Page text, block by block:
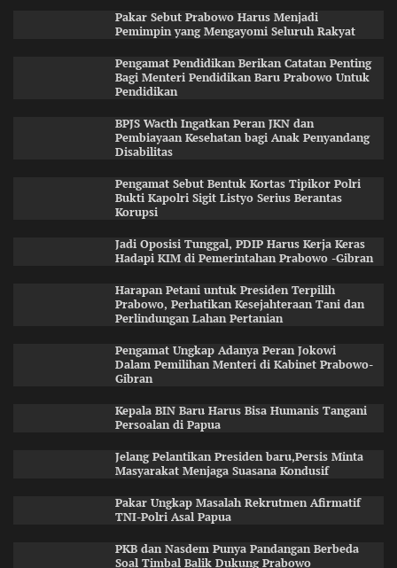
Pakar Sebut Prabowo Harus Menjadi
Pemimpin yang Mengayomi Seluruh Rakyat
Pengamat Pendidikan Berikan Catatan Penting
Bagi Menteri Pendidikan Baru Prabowo Untuk
Pendidikan
BPJS Wacth Ingatkan Peran JKN dan
Pembiayaan Kesehatan bagi Anak Penyandang
Disabilitas
Pengamat Sebut Bentuk Kortas Tipikor Polri
Bukti Kapolri Sigit Listyo Serius Berantas
Korupsi
Jadi Oposisi Tunggal, PDIP Harus Kerja Keras
Hadapi KIM di Pemerintahan Prabowo -Gibran
Harapan Petani untuk Presiden Terpilih
Prabowo, Perhatikan Kesejahteraan Tani dan
Perlindungan Lahan Pertanian
Pengamat Ungkap Adanya Peran Jokowi
Dalam Pemilihan Menteri di Kabinet Prabowo-
Gibran
Kepala BIN Baru Harus Bisa Humanis Tangani
Persoalan di Papua
Jelang Pelantikan Presiden baru,Persis Minta
Masyarakat Menjaga Suasana Kondusif
Pakar Ungkap Masalah Rekrutmen Afirmatif
TNI-Polri Asal Papua
PKB dan Nasdem Punya Pandangan Berbeda
Soal Timbal Balik Dukung Prabowo